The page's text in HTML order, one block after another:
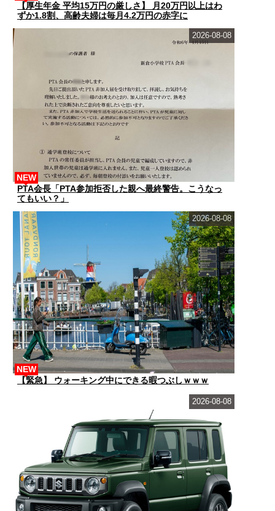
【厚生年金 平均15万円の厳しさ】 月20万円以上はわ
ずか1.8割、高齢夫婦は毎月4.2万円の赤字に
PTA会長「PTA参加拒否した親へ最終警告。こうなっ
てもいい？」
NEW
2026-08-08
【緊急】 ウォーキング中にできる暇つぶしｗｗｗ
NEW
2026-08-08
2026-08-08